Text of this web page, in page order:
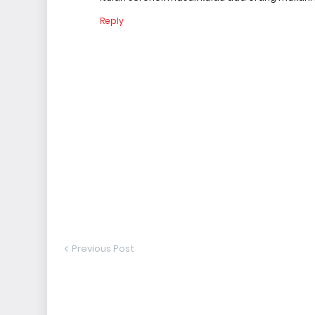
Reply
Previous Post